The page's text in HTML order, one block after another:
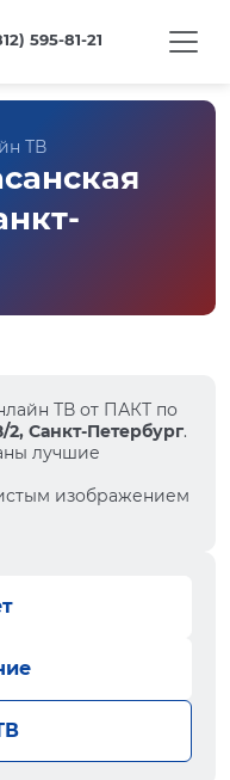
595-81-21
ТВ
ТВ от ПАКТ по
2, Санкт-Петербург.
лучшие
изображением